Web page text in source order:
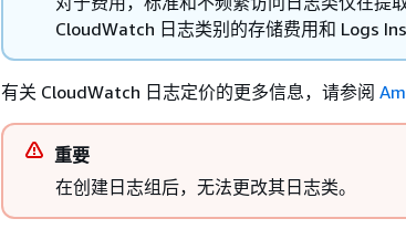
CloudWatch 日志类别的存储费用和 Logs
有关 CloudWatch 日志定价的更多信息，请参阅
重要
在创建日志组后，无法更改其日志类。